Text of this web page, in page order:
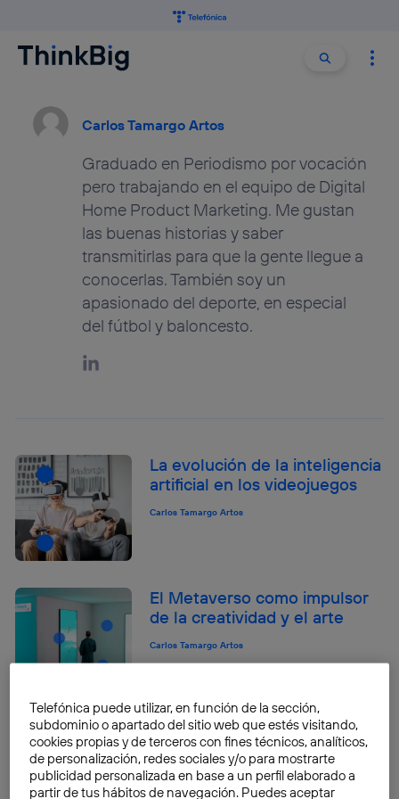
Buscar
Carlos Tamargo Artos
Graduado en Periodismo por vocación
pero trabajando en el equipo de Digital
Home Product Marketing. Me gustan
las buenas historias y saber
transmitirlas para que la gente llegue a
conocerlas. También soy un
apasionado del deporte, en especial
del fútbol y baloncesto.
La evolución de la inteligencia
artificial en los videojuegos
Carlos Tamargo Artos
El Metaverso como impulsor
de la creatividad y el arte
Carlos Tamargo Artos
El impacto de la inteligencia
artificial en la sociedad y
economía
Telefónica puede utilizar, en función de la sección,
subdominio o apartado del sitio web que estés visitando,
cookies propias y de terceros con fines técnicos, analíticos,
de personalización, redes sociales y/o para mostrarte
publicidad personalizada en base a un perfil elaborado a
partir de tus hábitos de navegación. Puedes aceptar